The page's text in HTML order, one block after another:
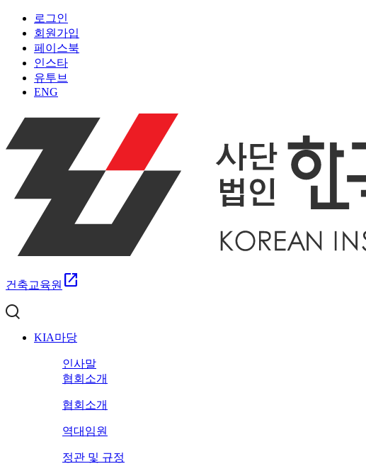
로그인
회원가입
페이스북
인스타
유투브
ENG
건축교육원 open_in_new
KIA마당
인사말
협회소개
협회소개
역대임원
정관 및 규정